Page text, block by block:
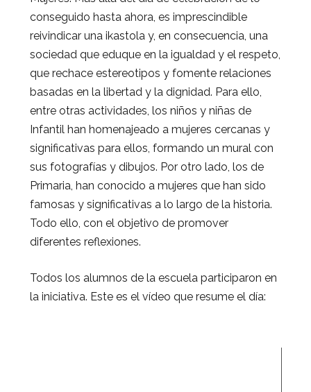
conseguido hasta ahora, es imprescindible
reivindicar una ikastola y, en consecuencia, una
sociedad que eduque en la igualdad y el respeto,
que rechace estereotipos y fomente relaciones
basadas en la libertad y la dignidad. Para ello,
entre otras actividades, los niños y niñas de
Infantil han homenajeado a mujeres cercanas y
significativas para ellos, formando un mural con
sus fotografías y dibujos. Por otro lado, los de
Primaria, han conocido a mujeres que han sido
famosas y significativas a lo largo de la historia.
Todo ello, con el objetivo de promover
diferentes reflexiones.
Todos los alumnos de la escuela participaron en
la iniciativa. Este es el vídeo que resume el día: